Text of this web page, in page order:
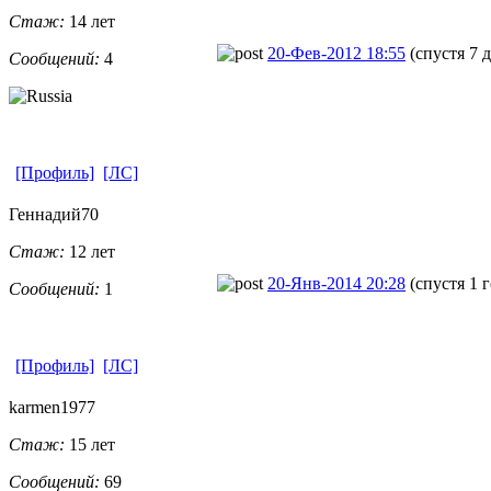
Стаж: 14 лет
Сообщений: 4 20-Фев-2012 18:55 (спустя 7
[Профиль] [ЛС]
Геннадий70
Стаж: 12 лет
Сообщений: 1 20-Янв-2014 20:28 (спустя 1
[Профиль] [ЛС]
karmen1977
Стаж: 15 лет
Сообщений: 69